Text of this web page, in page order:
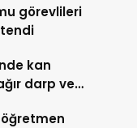
görevlileri
kan
darp ve
öğretmen